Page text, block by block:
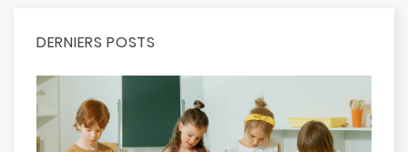
BLOG
DERNIERS POSTS